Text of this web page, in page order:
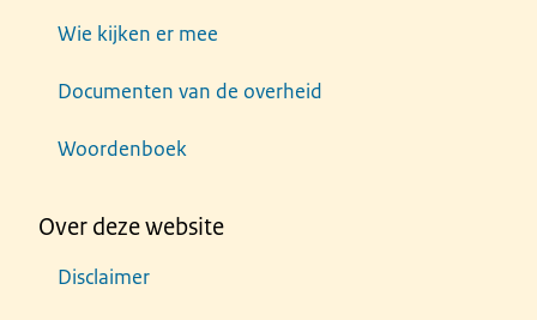
Wie kijken er mee
Documenten van de overheid
Woordenboek
Over deze website
Disclaimer